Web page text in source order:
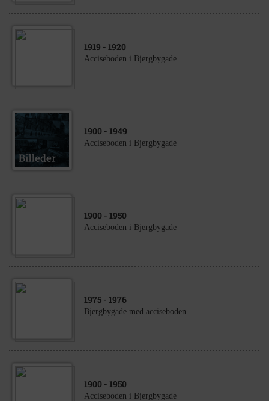
1919 - 1920
Acciseboden i Bjergbygade
1900 - 1949
Acciseboden i Bjergbygade
1900 - 1950
Acciseboden i Bjergbygade
1975 - 1976
Bjergbygade med acciseboden
1900 - 1950
Acciseboden i Bjergbygade